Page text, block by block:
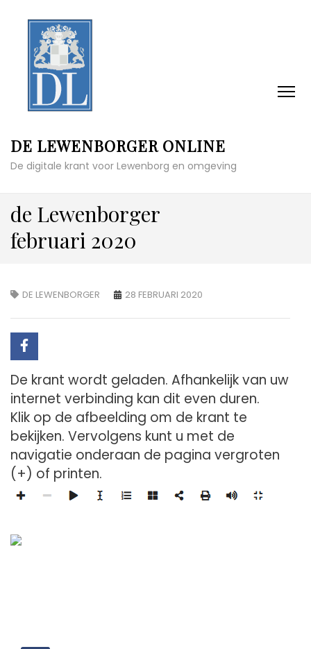
DE LEWENBORGER ONLINE
De digitale krant voor Lewenborg en omgeving
de Lewenborger
februari 2020
DE LEWENBORGER 28 FEBRUARI 2020
De krant wordt geladen. Afhankelijk van uw
internet verbinding kan dit even duren.
Klik op de afbeelding om de krant te
bekijken. Vervolgens kunt u met de
navigatie onderaan de pagina vergroten
(+) of printen.